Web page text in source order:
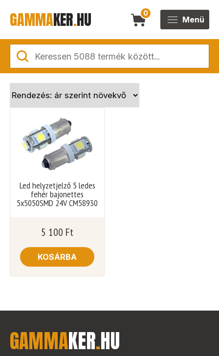
GAMMAKER.HU 0
Menü
Led helyzetjelző 5 ledes
fehér bajonettes
5x5050SMD 24V CM58930
5 100 Ft
KOSÁRBA
GAMMAKER.HU